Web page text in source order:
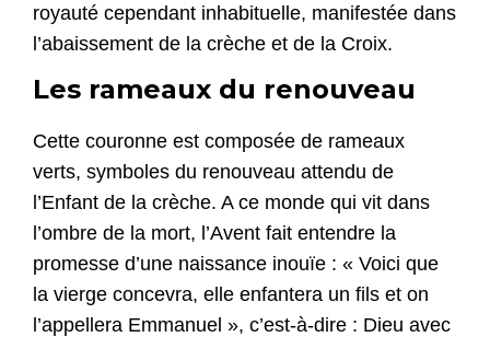
royauté cependant inhabituelle, manifestée dans
l’abaissement de la crèche et de la Croix.
Les rameaux du renouveau
Cette couronne est composée de rameaux
verts, symboles du renouveau attendu de
l’Enfant de la crèche. A ce monde qui vit dans
l’ombre de la mort, l’Avent fait entendre la
promesse d’une naissance inouïe : « Voici que
la vierge concevra, elle enfantera un fils et on
l’appellera Emmanuel », c’est-à-dire : Dieu avec